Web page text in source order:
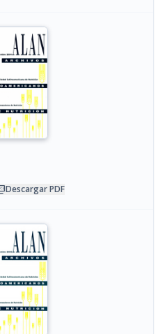
Descargar PDF